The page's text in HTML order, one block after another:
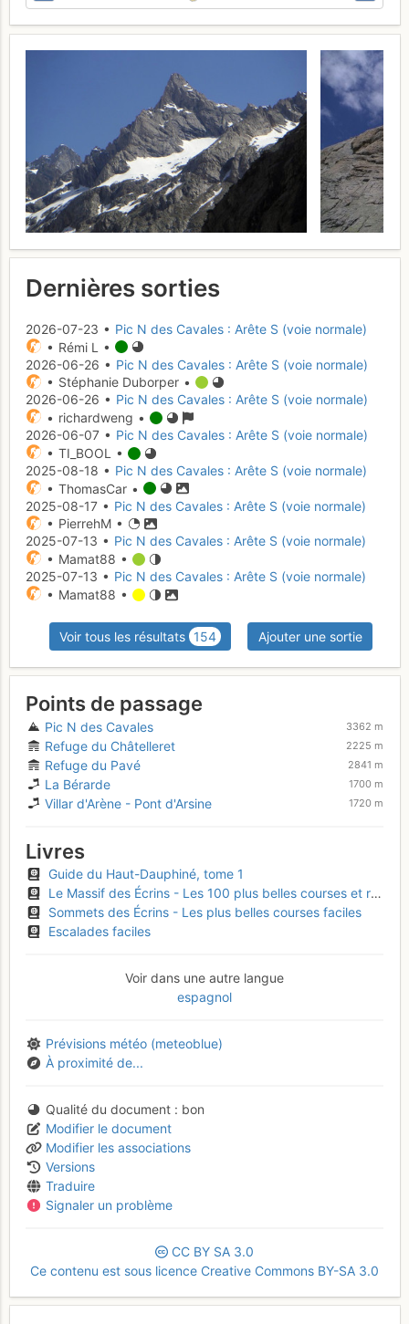
Dernières sorties
2026-07-23 • Pic N des Cavales : Arête S (voie normale)
• Rémi L •
2026-06-26 • Pic N des Cavales : Arête S (voie normale)
• Stéphanie Duborper •
2026-06-26 • Pic N des Cavales : Arête S (voie normale)
• richardweng •
2026-06-07 • Pic N des Cavales : Arête S (voie normale)
• TI_BOOL •
2025-08-18 • Pic N des Cavales : Arête S (voie normale)
• ThomasCar •
2025-08-17 • Pic N des Cavales : Arête S (voie normale)
• PierrehM •
2025-07-13 • Pic N des Cavales : Arête S (voie normale)
• Mamat88 •
2025-07-13 • Pic N des Cavales : Arête S (voie normale)
• Mamat88 •
Voir tous les résultats 154 Ajouter une sortie
Points de passage
Pic N des Cavales 3362 m
Refuge du Châtelleret 2225 m
Refuge du Pavé 2841 m
La Bérarde 1700 m
Villar d'Arène - Pont d'Arsine 1720 m
Livres
Guide du Haut-Dauphiné, tome 1
Le Massif des Écrins - Les 100 plus belles courses et randonnées
Sommets des Écrins - Les plus belles courses faciles
Escalades faciles
Voir dans une autre langue
espagnol
Prévisions météo (meteoblue)
À proximité de...
Qualité du document
bon
Modifier le document
Modifier les associations
Versions
Traduire
Signaler un problème
CC BY SA 3.0
Ce contenu est sous licence Creative Commons BY-SA 3.0